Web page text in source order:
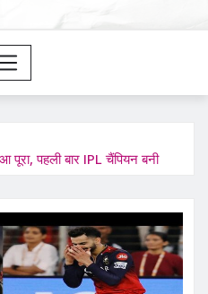
पहली बार IPL चैंपियन बनी